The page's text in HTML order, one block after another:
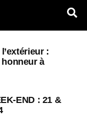
:
honneur à
END : 21 &